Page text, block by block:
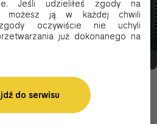
bez
Jeśli udzieliłeś zgody na
możesz ją w każdej chwili
oczywiście nie uchyli
już dokonanego na
do serwisu